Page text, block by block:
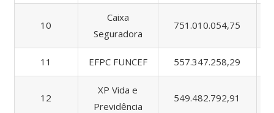
10
Caixa
Seguradora
751.010.054,75
11 EFPC FUNCEF 557.347.258,29
12
XP Vida e
Previdência
549.482.792,91